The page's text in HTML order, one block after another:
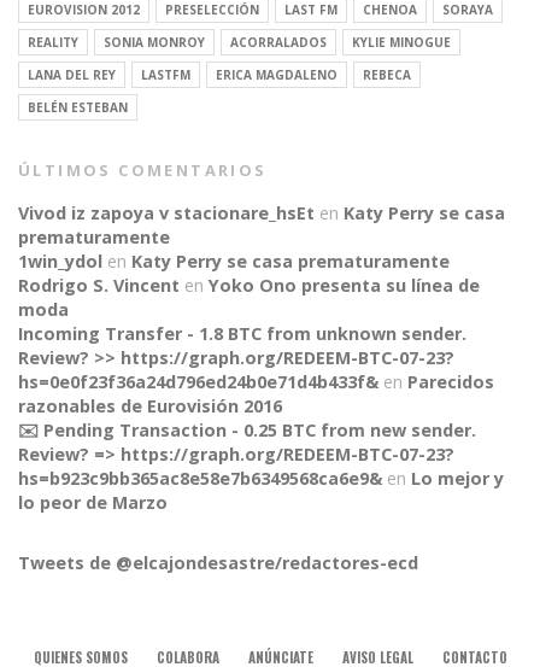
CONNECT
EUROVISION 2012
PRESELECCIÓN LAST FM CHENOA
SORAYA
REALITY
SONIA MONROY ACORRALADOS
KYLIE MINOGUE
LANA DEL REY
LASTFM ERICA MAGDALENO
REBECA
BELÉN ESTEBAN
ÚLTIMOS COMENTARIOS
Vivod iz zapoya v stacionare_hsEt en Katy Perry se casa
prematuramente
1win_ydol en Katy Perry se casa prematuramente
Rodrigo S. Vincent en Yoko Ono presenta su línea de
moda
Incoming Transfer - 1.8 BTC from unknown sender.
Review? >> https://graph.org/REDEEM-BTC-07-23?
hs=0e0f23f36a24d796ed24b0e71d4b433f& en Parecidos
razonables de Eurovisión 2016
✉️ Pending Transaction - 0.25 BTC from new sender.
Review? => https://graph.org/REDEEM-BTC-07-23?
hs=b923c9bb365ac8e58e7b6349568ca6e9& en Lo mejor y
lo peor de Marzo
Tweets de @elcajondesastre/redactores-ecd
QUIENES SOMOS COLABORA ANÚNCIATE AVISO LEGAL CONTACTO